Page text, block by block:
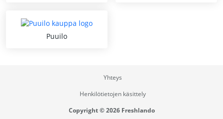
Puuilo
Yhteys
Henkilötietojen käsittely
Copyright © 2026 Freshlando